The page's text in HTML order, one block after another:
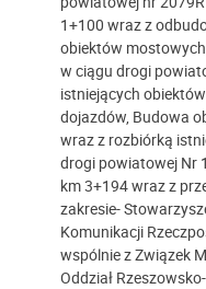
1+100 wraz z
obiektów
w ciągu drogi
istniejących
dojazdów, Budowa
wraz z rozbiórką
drogi powiatowej Nr
km 3+194 wraz z
zakresie-
Komunikacji
wspólnie z Związek
Oddział